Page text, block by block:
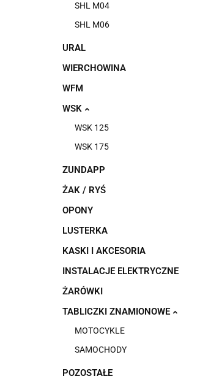
SHL M04
SHL M06
URAL
WIERCHOWINA
WFM
WSK
WSK 125
WSK 175
ZUNDAPP
ŻAK / RYŚ
OPONY
LUSTERKA
KASKI I AKCESORIA
INSTALACJE ELEKTRYCZNE
ŻARÓWKI
TABLICZKI ZNAMIONOWE
MOTOCYKLE
SAMOCHODY
POZOSTAŁE